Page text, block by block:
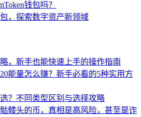
钱包吗？
，探索数字资产新领域
，新手也能快速上手的操作指南
能量怎么赚？新手必看的5种实用方
？不同类型区别与选择攻略
髅头的币，真相是高风险，甚至是诈